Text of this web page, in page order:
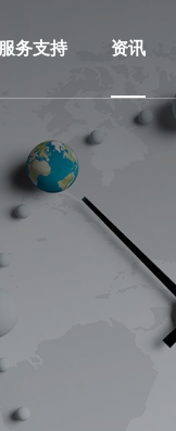
服务支持 资讯